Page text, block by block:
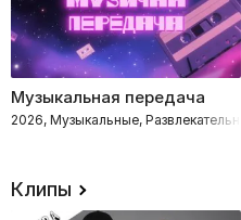
Музыкальная передача
2026, Музыкальные,
Клипы